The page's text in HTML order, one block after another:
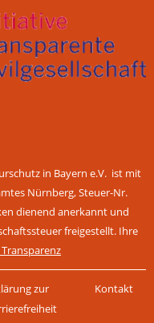
in Bayern e.V. ist mit
Nürnberg, Steuer-Nr.
dienend anerkannt und
freigestellt. Ihre
zur
Kontakt